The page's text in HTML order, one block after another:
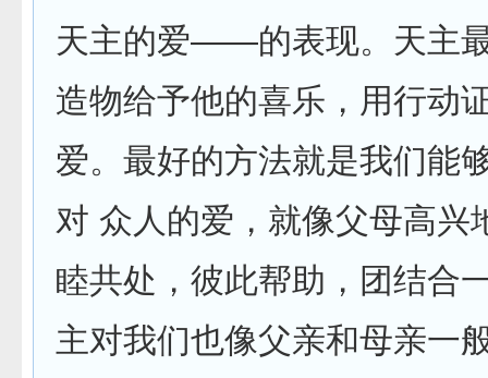
天主的爱——的表现。天主
造物给予他的喜乐，用行动
爱。最好的方法就是我们能
对 众人的爱，就像父母高兴
睦共处，彼此帮助，团结合
主对我们也像父亲和母亲一